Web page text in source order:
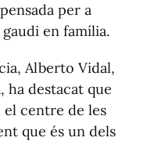
per a
en família.
Alberto Vidal,
ha destacat que
el centre de les
que és un dels